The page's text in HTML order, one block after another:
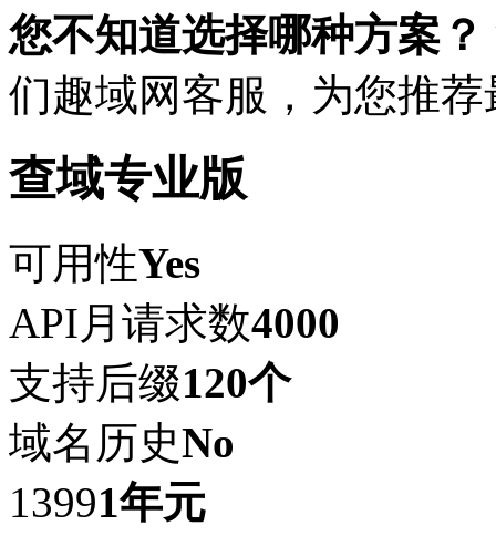
您不知道选择哪种方案？
们趣域网客服，为您推
查域专业版
可用性Yes
API月请求数4000
支持后缀120个
域名历史No
13991年元